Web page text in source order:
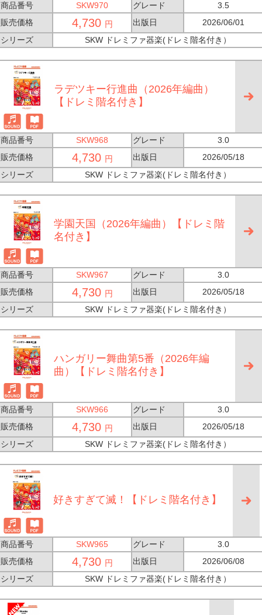
商品番号 SKW970 グレード
3.5
販売価格
4,730 円 出版日
2026/06/01
シリーズ
SKW ドレミファ器楽(ドレミ階名付き）
ラデツキー行進曲（2026年編曲）
【ドレミ階名付き】
商品番号 SKW968 グレード
3.0
販売価格
4,730 円 出版日
2026/05/18
シリーズ
SKW ドレミファ器楽(ドレミ階名付き）
学園天国（2026年編曲）【ドレミ階
名付き】
商品番号 SKW967 グレード
3.0
販売価格
4,730 円 出版日
2026/05/18
シリーズ
SKW ドレミファ器楽(ドレミ階名付き）
ハンガリー舞曲第5番（2026年編
曲）【ドレミ階名付き】
商品番号 SKW966 グレード
3.0
販売価格
4,730 円 出版日
2026/05/18
シリーズ
SKW ドレミファ器楽(ドレミ階名付き）
好きすぎて滅！【ドレミ階名付き】
商品番号 SKW965 グレード
3.0
販売価格
4,730 円 出版日
2026/06/08
シリーズ
SKW ドレミファ器楽(ドレミ階名付き）